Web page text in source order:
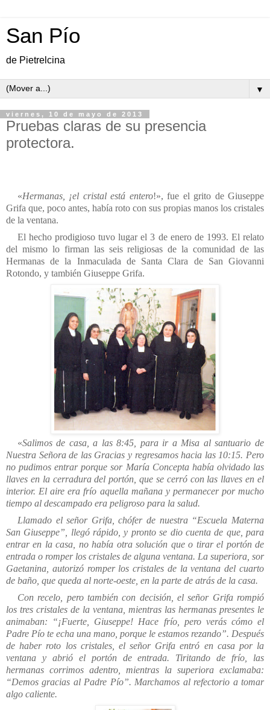
San Pío
de Pietrelcina
▼
viernes, 10 de mayo de 2013
Pruebas claras de su presencia
protectora.
«Hermanas, ¡el cristal está entero!», fue el grito de Giuseppe
Grifa que, poco antes, había roto con sus propias manos los cristales
de la ventana.
El hecho prodigioso tuvo lugar el 3 de enero de 1993. El relato
del mismo lo firman las seis religiosas de la comunidad de las
Hermanas de la Inmaculada de Santa Clara de San Giovanni
Rotondo, y también Giuseppe Grifa.
«Salimos de casa, a las 8:45, para ir a Misa al santuario de
Nuestra Señora de las Gracias y regresamos hacia las 10:15. Pero
no pudimos entrar porque sor María Concepta había olvidado las
llaves en la cerradura del portón, que se cerró con las llaves en el
interior. El aire era frío aquella mañana y permanecer por mucho
tiempo al descampado era peligroso para la salud.
Llamado el señor Grifa, chófer de nuestra “Escuela Materna
San Giuseppe”, llegó rápido, y pronto se dio cuenta de que, para
entrar en la casa, no había otra solución que o tirar el portón de
entrada o romper los cristales de alguna ventana. La superiora, sor
Gaetanina, autorizó romper los cristales de la ventana del cuarto
de baño, que queda al norte-oeste, en la parte de atrás de la casa.
Con recelo, pero también con decisión, el señor Grifa rompió
los tres cristales de la ventana, mientras las hermanas presentes le
animaban: “¡Fuerte, Giuseppe! Hace frío, pero verás cómo el
Padre Pío te echa una mano, porque le estamos rezando”. Después
de haber roto los cristales, el señor Grifa entró en casa por la
ventana y abrió el portón de entrada. Tiritando de frío, las
hermanas corrimos adentro, mientras la superiora exclamaba:
“Demos gracias al Padre Pío”. Marchamos al refectorio a tomar
algo caliente.